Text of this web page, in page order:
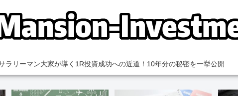
ラリーマン大家が導く1R投資成功への近道！10年分の秘密を一挙公開